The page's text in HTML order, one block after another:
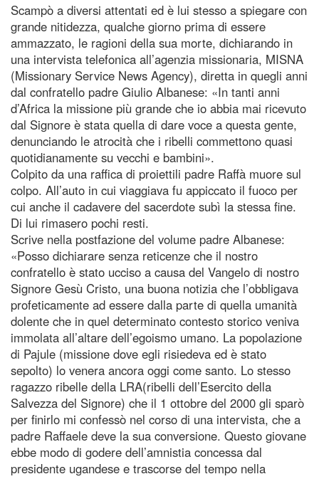
Scampò a diversi attentati ed è lui stesso a spiegare con
grande nitidezza, qualche giorno prima di essere
ammazzato, le ragioni della sua morte, dichiarando in
una intervista telefonica all’agenzia missionaria, MISNA
(Missionary Service News Agency), diretta in quegli anni
dal confratello padre Giulio Albanese: «In tanti anni
d’Africa la missione più grande che io abbia mai ricevuto
dal Signore è stata quella di dare voce a questa gente,
denunciando le atrocità che i ribelli commettono quasi
quotidianamente su vecchi e bambini».
Colpito da una raffica di proiettili padre Raffà muore sul
colpo. All’auto in cui viaggiava fu appiccato il fuoco per
cui anche il cadavere del sacerdote subì la stessa fine.
Di lui rimasero pochi resti.
Scrive nella postfazione del volume padre Albanese:
«Posso dichiarare senza reticenze che il nostro
confratello è stato ucciso a causa del Vangelo di nostro
Signore Gesù Cristo, una buona notizia che l’obbligava
profeticamente ad essere dalla parte di quella umanità
dolente che in quel determinato contesto storico veniva
immolata all’altare dell’egoismo umano. La popolazione
di Pajule (missione dove egli risiedeva ed è stato
sepolto) lo venera ancora oggi come santo. Lo stesso
ragazzo ribelle della LRA(ribelli dell’Esercito della
Salvezza del Signore) che il 1 ottobre del 2000 gli sparò
per finirlo mi confessò nel corso di una intervista, che a
padre Raffaele deve la sua conversione. Questo giovane
ebbe modo di godere dell’amnistia concessa dal
presidente ugandese e trascorse del tempo nella